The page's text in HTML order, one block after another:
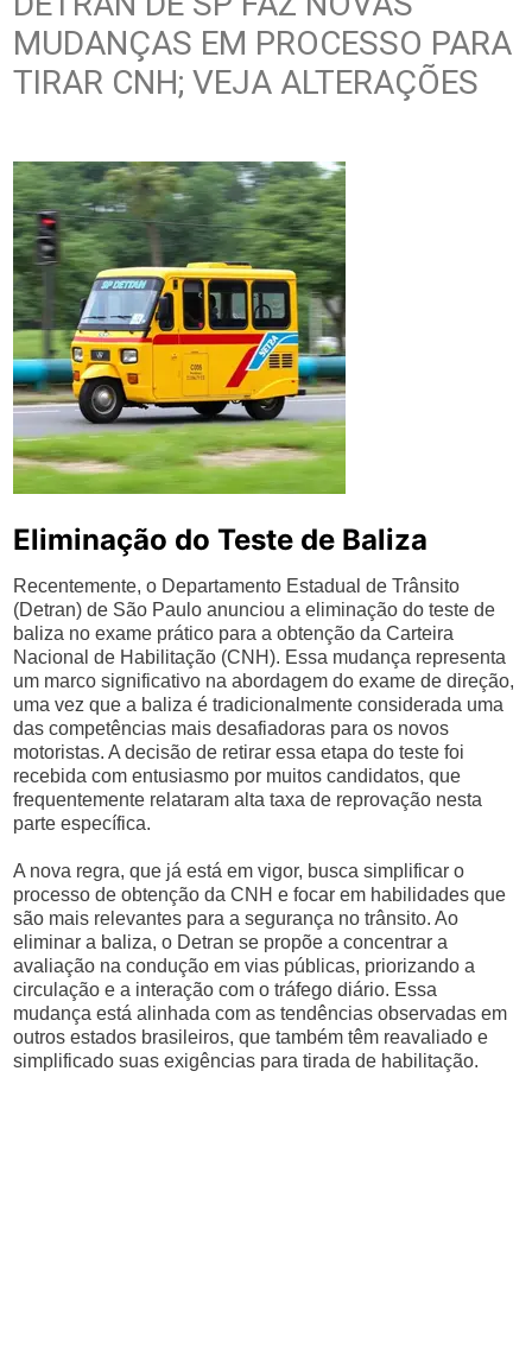
MUDANÇAS EM PROCESSO PARA
TIRAR CNH; VEJA ALTERAÇÕES
Eliminação do Teste de Baliza
Recentemente, o Departamento Estadual de Trânsito
(Detran) de São Paulo anunciou a eliminação do teste de
baliza no exame prático para a obtenção da Carteira
Nacional de Habilitação (CNH). Essa mudança representa
um marco significativo na abordagem do exame de direção,
uma vez que a baliza é tradicionalmente considerada uma
das competências mais desafiadoras para os novos
motoristas. A decisão de retirar essa etapa do teste foi
recebida com entusiasmo por muitos candidatos, que
frequentemente relataram alta taxa de reprovação nesta
parte específica.
A nova regra, que já está em vigor, busca simplificar o
processo de obtenção da CNH e focar em habilidades que
são mais relevantes para a segurança no trânsito. Ao
eliminar a baliza, o Detran se propõe a concentrar a
avaliação na condução em vias públicas, priorizando a
circulação e a interação com o tráfego diário. Essa
mudança está alinhada com as tendências observadas em
outros estados brasileiros, que também têm reavaliado e
simplificado suas exigências para tirada de habilitação.